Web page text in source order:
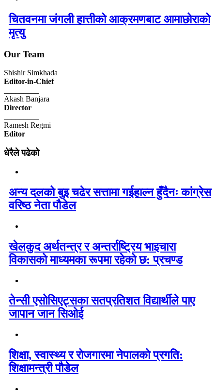
चितवनमा जंगली हात्तीको आक्रमणबाट आमाछोराको
मृत्यु
Our Team
Shishir Simkhada
Editor-in-Chief
Akash Banjara
Director
Ramesh Regmi
Editor
धेरैले पढेको
अन्य दलको बुइ चढेर सत्तामा गईहाल्न हुँदैनः कांग्रेस
वरिष्ठ नेता पौडेल
खेलकुद अर्थतन्त्र र अन्तर्राष्ट्रिय भाइचारा
विकासको माध्यमका रूपमा रहेको छ: प्रचण्ड
तेन्सी एसोसिएट्सका सतप्रतिशत विद्यार्थीले पाए
जापान जान सिओई
शिक्षा, स्वास्थ्य र रोजगारमा नेपालको प्रगति:
शिक्षामन्त्री पौडेल